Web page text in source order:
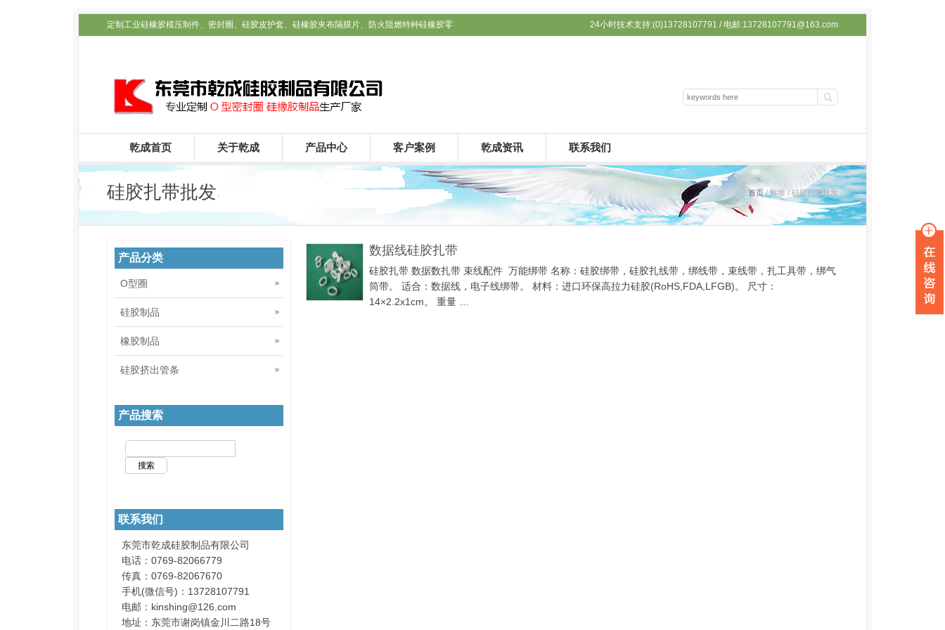
定制工业硅橡胶模压制件、密封圈、硅胶皮护套、硅橡胶夹布隔膜片、防火阻燃特种硅橡胶零 24小时技术支持:(0)13728107791 / 电邮:13728107791@163.com
乾成首页 关于乾成 产品中心 客户案例 乾成资讯 联系我们
硅胶扎带批发 首页/ 标签 / 硅胶扎带批发
数据线硅胶扎带
硅胶扎带 数据数扎带 束线配件 万能绑带 名称：硅胶绑带，硅胶扎线带，绑线带，束线带，扎工具带，绑气
筒带。 适合：数据线，电子线绑带。 材料：进口环保高拉力硅胶(RoHS,FDA,LFGB)。 尺寸：
14×2.2x1cm。 重量 …
产品分类
O型圈
硅胶制品
橡胶制品
硅胶挤出管条
产品搜索
联系我们
东莞市乾成硅胶制品有限公司
电话：0769-82066779
传真：0769-82067670
手机(微信号)：13728107791
电邮：kinshing@126.com
地址：东莞市谢岗镇金川二路18号